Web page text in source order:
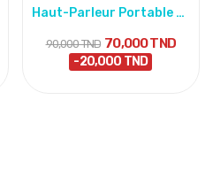
Haut-Parleur Portable Sans Fil Earldom Speaker...
90,000 TND 70,000 TND
-20,000 TND